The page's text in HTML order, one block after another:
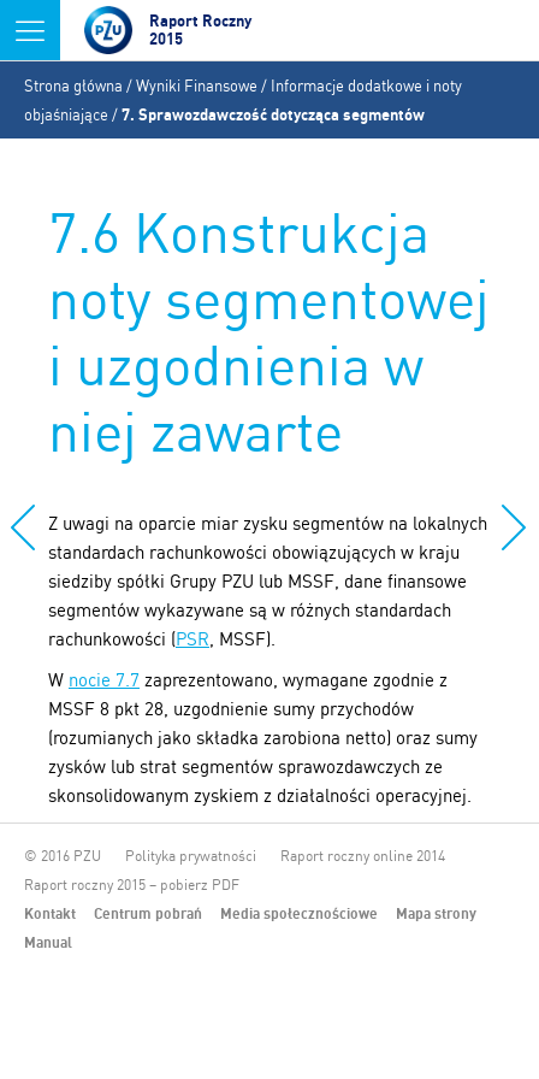
Jump to navigation
Raport Roczny
2015
Jesteś
tutaj
Strona główna /Wyniki Finansowe / Informacje dodatkowe i noty
objaśniające /7. Sprawozdawczość dotycząca segmentów
7.6 Konstrukcja
noty segmentowej
i uzgodnienia w
niej zawarte
Z uwagi na oparcie miar zysku segmentów na lokalnych
standardach rachunkowości obowiązujących w kraju
siedziby spółki Grupy PZU lub MSSF, dane finansowe
segmentów wykazywane są w różnych standardach
rachunkowości (PSR, MSSF).
W nocie 7.7 zaprezentowano, wymagane zgodnie z
MSSF 8 pkt 28, uzgodnienie sumy przychodów
(rozumianych jako składka zarobiona netto) oraz sumy
zysków lub strat segmentów sprawozdawczych ze
skonsolidowanym zyskiem z działalności operacyjnej.
© 2016 PZU Polityka prywatności
Raport roczny online 2014
Raport roczny 2015 – pobierz PDF
Kontakt
Centrum pobrań Media społecznościowe
Mapa strony
Manual